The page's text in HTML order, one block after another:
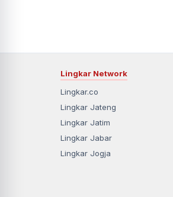
Lingkar Network
Lingkar.co
Lingkar Jateng
Lingkar Jatim
Lingkar Jabar
Lingkar Jogja